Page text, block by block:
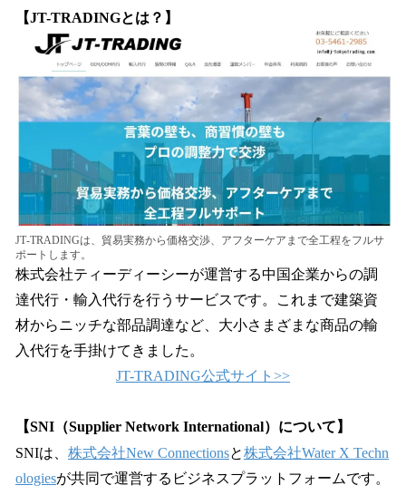
【JT-TRADINGとは？】
JT-TRADINGは、貿易実務から価格交渉、アフターケアまで全工程をフルサ
ポートします。
株式会社ティーディーシーが運営する中国企業からの調
達代行・輸入代行を行うサービスです。これまで建築資
材からニッチな部品調達など、大小さまざまな商品の輸
入代行を手掛けてきました。
JT-TRADING公式サイト>>
【SNI（Supplier Network International）について】
SNIは、 株式会社New Connectionsと株式会社Water X Techn
ologiesが共同で運営するビジネスプラットフォームです。